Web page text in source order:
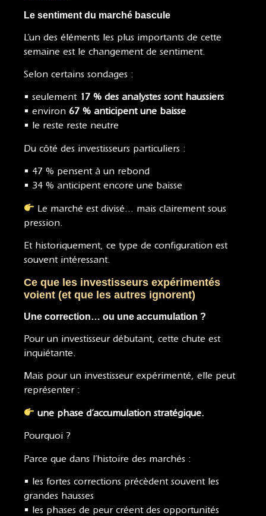
Le sentiment du marché bascule
L’un des éléments les plus importants de cette
semaine est le changement de sentiment.
Selon certains sondages :
• seulement 17 % des analystes sont haussiers
• environ 67 % anticipent une baisse
• le reste reste neutre
Du côté des investisseurs particuliers :
• 47 % pensent à un rebond
• 34 % anticipent encore une baisse
Le marché est divisé… mais clairement sous
pression.
Et historiquement, ce type de configuration est
souvent intéressant.
Ce que les investisseurs expérimentés
voient (et que les autres ignorent)
Une correction… ou une accumulation ?
Pour un investisseur débutant, cette chute est
inquiétante.
Mais pour un investisseur expérimenté, elle peut
représenter :
une phase d’accumulation stratégique.
Pourquoi ?
Parce que dans l’histoire des marchés :
• les fortes corrections précèdent souvent les
grandes hausses
• les phases de peur créent des opportunités